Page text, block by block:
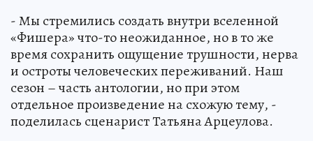
- Мы стремились создать внутри вселенной
«Фишера» что-то неожиданное, но в то же
время сохранить ощущение трушности, нерва
и остроты человеческих переживаний. Наш
сезон – часть антологии, но при этом
отдельное произведение на схожую тему, -
поделилась сценарист Татьяна Арцеулова.